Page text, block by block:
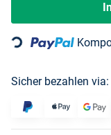
Loading...
Sicher bezahlen via: